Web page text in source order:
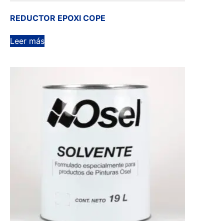
REDUCTOR EPOXI COPE
Leer más